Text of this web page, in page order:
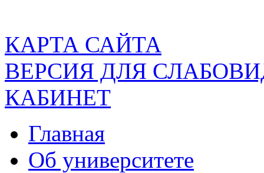
КАРТА САЙТА
ВЕРСИЯ ДЛЯ
КАБИНЕТ
Главная
Об университете